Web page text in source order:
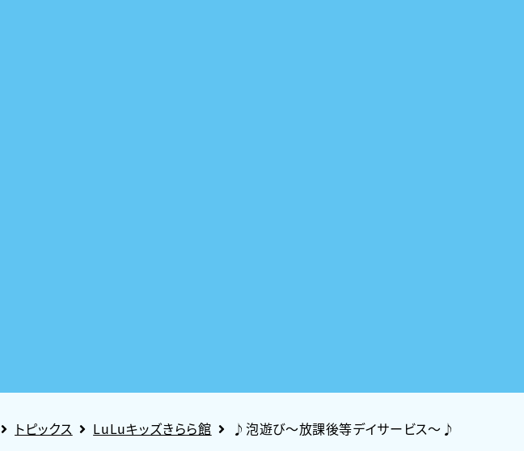
トピックス LuLuキッズきらら館 ♪泡遊び～放課後等デイサービス～♪